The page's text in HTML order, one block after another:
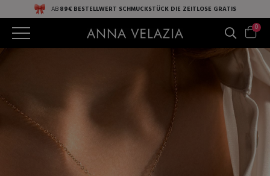
AB89€ BESTELLWERT SCHMUCKSTÜCK DIE ZEITLOSE GRATIS
0